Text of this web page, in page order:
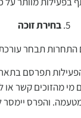
בחירת זוכה
התחרות תבחר
מי מהזוכים קשר
והפרס